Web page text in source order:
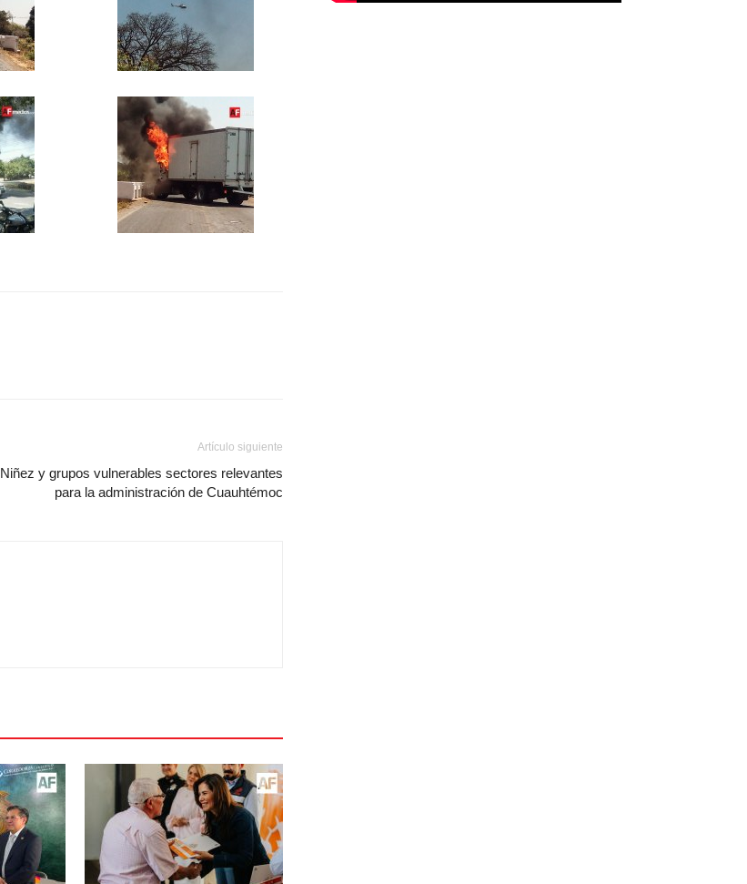
Artículo siguiente
Niñez y grupos vulnerables sectores relevantes
para la administración de Cuauhtémoc